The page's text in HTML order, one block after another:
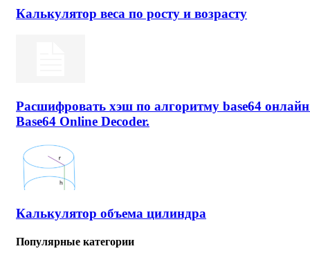
Калькулятор веса по росту и возрасту
Расшифровать хэш по алгоритму base64
Base64 Online Decoder.
Калькулятор объема цилиндра
Популярные категории